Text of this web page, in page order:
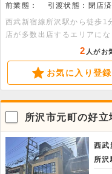
前業態：
引渡状態：閉店
西武新宿線所沢駅から徒歩1
店が多数出店するエリアに
2 人がお
お気に入り登録
所沢市元町の好
西武
所沢